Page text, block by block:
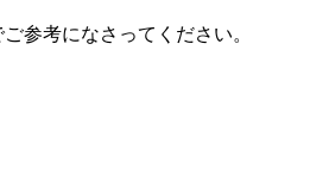
参考になさってください。